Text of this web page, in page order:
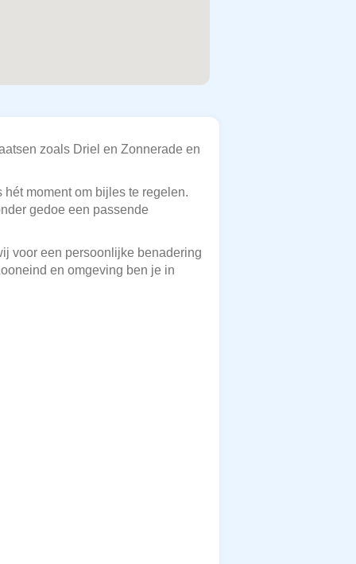
zoals Driel en Zonnerade en
moment om bijles te regelen.
gedoe een passende
voor een persoonlijke benadering
en omgeving ben je in